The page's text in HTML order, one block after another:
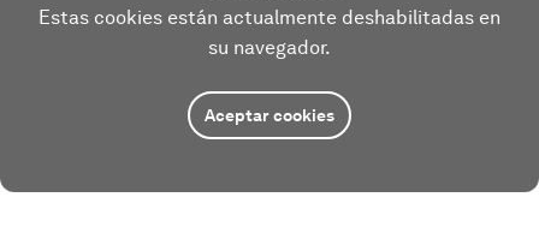
Estas cookies están actualmente deshabilitadas en
su navegador.
Aceptar cookies